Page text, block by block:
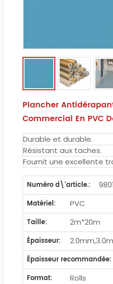
Plancher
Commercial En PVC
Durable et durable.
Résistant aux taches.
Fournit une excellente
Numéro d\'article.:
9801
Matériel:
PVC
Taille:
2m*20m
Épaisseur:
Épaisseur recommandée:
Format:
Rolls